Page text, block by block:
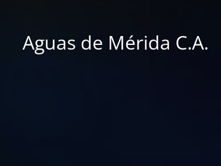
Aguas de Mérida C.A.